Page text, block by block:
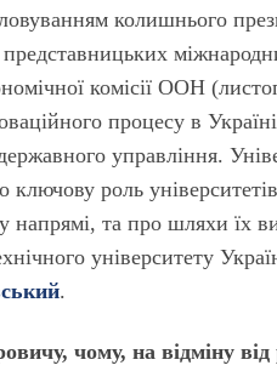
колишнього
представницьких
комісії ООН
процесу в
управління.
ключову роль
напрямі, та про шляхи їх
університету
.
чому, на відміну від